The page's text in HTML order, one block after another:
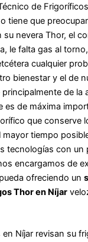
de
tiene que
nevera Thor, el
le falta gas al
cualquier
bienestar y el de
de la
es de máxima
que conserve
mayor tiempo
tecnologías con un
encargamos de
ofreciendo un
Thor en Níjar
Níjar revisan su